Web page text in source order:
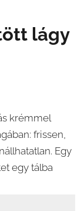
lágy
krémmel
frissen,
Egy
egy tálba